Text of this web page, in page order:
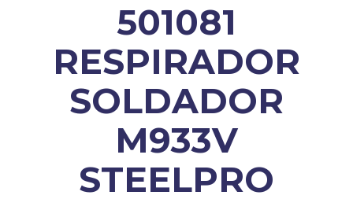
501081
RESPIRADOR
SOLDADOR
M933V
STEELPRO